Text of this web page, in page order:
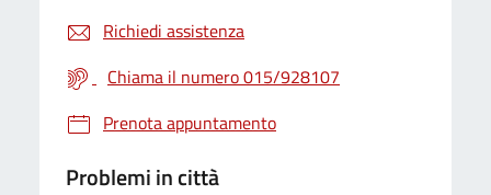
Richiedi assistenza
Chiama il numero 015/928107
Prenota appuntamento
Problemi in città